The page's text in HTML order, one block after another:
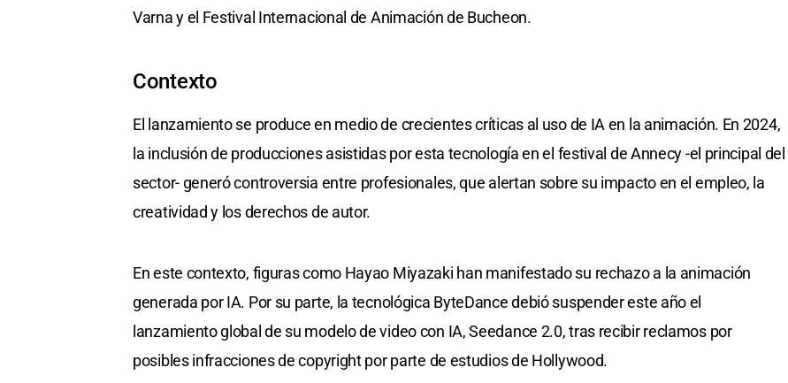
Varna y el Festival Internacional de Animación de Bucheon.
Contexto
El lanzamiento se produce en medio de crecientes críticas al uso de IA en la animación. En 2024,
la inclusión de producciones asistidas por esta tecnología en el festival de Annecy -el principal del
sector- generó controversia entre profesionales, que alertan sobre su impacto en el empleo, la
creatividad y los derechos de autor.
En este contexto, figuras como Hayao Miyazaki han manifestado su rechazo a la animación
generada por IA. Por su parte, la tecnológica ByteDance debió suspender este año el
lanzamiento global de su modelo de video con IA, Seedance 2.0, tras recibir reclamos por
posibles infracciones de copyright por parte de estudios de Hollywood.